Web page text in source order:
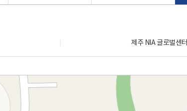
제주 NIA 글로벌센터